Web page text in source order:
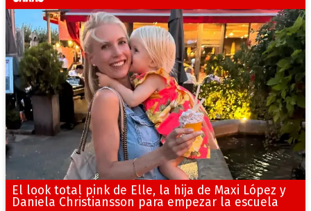
El look total pink de Elle, la hija de Maxi López y
Daniela Christiansson para empezar la escuela